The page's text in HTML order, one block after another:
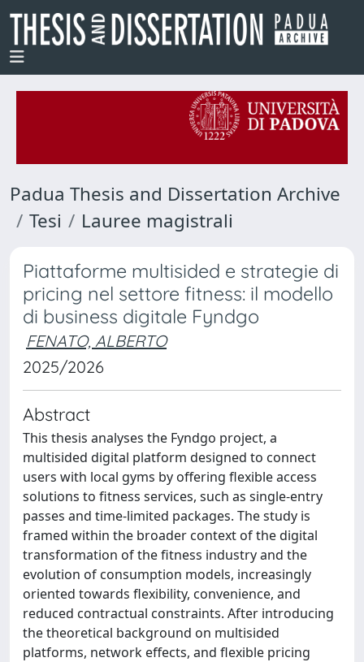
Padua Thesis and Dissertation Archive
Tesi
Lauree magistrali
Piattaforme multisided e strategie di
pricing nel settore fitness: il modello
di business digitale Fyndgo
FENATO, ALBERTO
2025/2026
Abstract
This thesis analyses the Fyndgo project, a
multisided digital platform designed to connect
users with local gyms by offering flexible access
solutions to fitness services, such as single-entry
passes and time-limited packages. The study is
framed within the broader context of the digital
transformation of the fitness industry and the
evolution of consumption models, increasingly
oriented towards flexibility, convenience, and
reduced contractual constraints. After introducing
the theoretical background on multisided
platforms, network effects, and flexible pricing